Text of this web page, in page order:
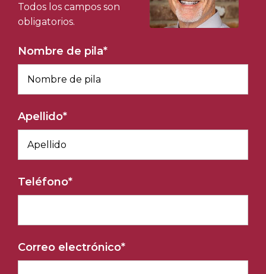
Todos los campos son
obligatorios.
Nombre de pila*
Apellido*
Teléfono*
Correo electrónico*